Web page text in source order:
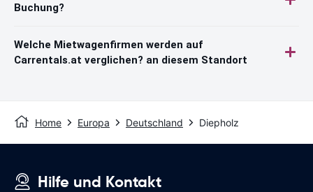
Buchung?
Welche Mietwagenfirmen werden auf
Carrentals.at verglichen? an diesem Standort
Home Europa Deutschland Diepholz
Hilfe und Kontakt